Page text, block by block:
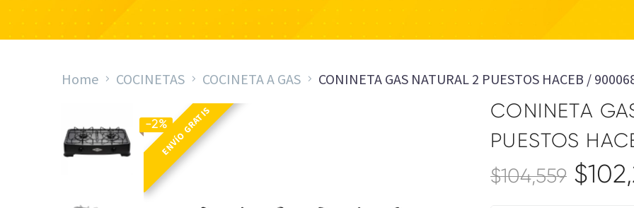
Home COCINETAS COCINETA A GAS CONINETA GAS NATURAL 2 PUESTOS HACEB /
ENVÍO GRATIS
-2%
CONINETA
PUESTOS
$104,559 $